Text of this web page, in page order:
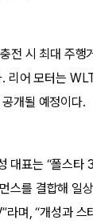
전 시 최대 주
리어 모터는
개될 예정이다.
대표는 “폴스타
스를 결합해 일
라며, “개성과 스